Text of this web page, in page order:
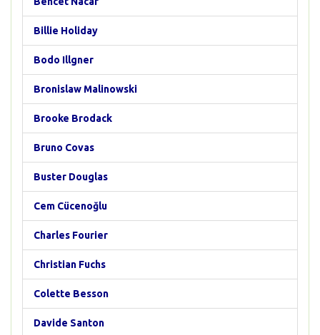
Billie Holiday
Bodo Illgner
Bronislaw Malinowski
Brooke Brodack
Bruno Covas
Buster Douglas
Cem Cücenoğlu
Charles Fourier
Christian Fuchs
Colette Besson
Davide Santon